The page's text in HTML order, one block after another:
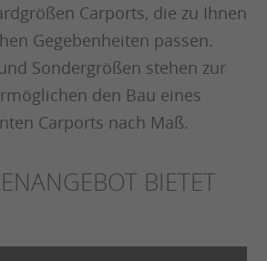
Carports, die zu Ihnen
Gegebenheiten passen.
Sondergrößen stehen zur
den Bau eines
Carports nach Maß.
BIETET